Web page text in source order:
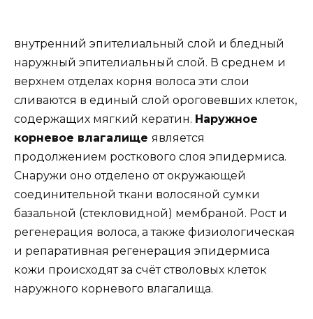
внутренний эпителиальный слой и бледный
наружный эпителиальный слой. В среднем и
верхнем отделах корня волоса эти слои
сливаются в единый слой ороговевших клеток,
содержащих мягкий кератин. Наружное
корневое влагалище является
продолжением росткового слоя эпидермиса.
Снаружи оно отделено от окружающей
соединительной ткани волосяной сумки
базальной (стекловидной) мембраной. Рост и
регенерация волоса, а также физиологическая
и репаративная регенерация эпидермиса
кожи происходят за счёт стволовых клеток
наружного корневого влагалища.